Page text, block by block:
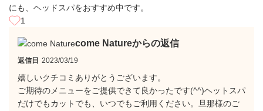
にも、ヘッドスパをおすすめ中です。
1
come Natureからの返信
返信日 2023/03/19
嬉しいクチコミありがとうございます。
ご期待のメニューをご提供できて良かったです(⁠^⁠^⁠)ヘットスパ
だけでもカットでも、いつでもご利用ください。旦那様のご